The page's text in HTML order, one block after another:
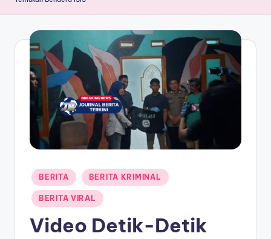
n
a
B
Posted
in
BERITA BERITA KRIMINAL
BERITA VIRAL
Video Detik-Detik